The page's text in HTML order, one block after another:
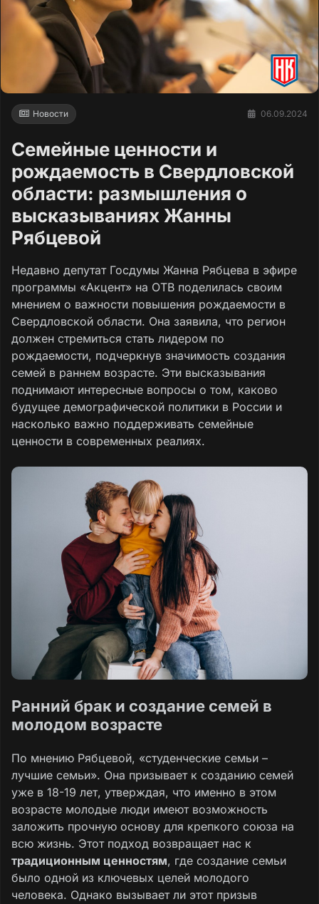
Новости 06.09.2024
Семейные ценности и
рождаемость в Свердловской
области: размышления о
высказываниях Жанны
Рябцевой
Недавно депутат Госдумы Жанна Рябцева в эфире
программы «Акцент» на ОТВ поделилась своим
мнением о важности повышения рождаемости в
Свердловской области. Она заявила, что регион
должен стремиться стать лидером по
рождаемости, подчеркнув значимость создания
семей в раннем возрасте. Эти высказывания
поднимают интересные вопросы о том, каково
будущее демографической политики в России и
насколько важно поддерживать семейные
ценности в современных реалиях.
Ранний брак и создание семей в
молодом возрасте
По мнению Рябцевой, «студенческие семьи –
лучшие семьи». Она призывает к созданию семей
уже в 18-19 лет, утверждая, что именно в этом
возрасте молодые люди имеют возможность
заложить прочную основу для крепкого союза на
всю жизнь. Этот подход возвращает нас к
традиционным ценностям, где создание семьи
было одной из ключевых целей молодого
человека. Однако вызывает ли этот призыв